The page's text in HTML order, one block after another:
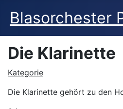
Blasorchester
Die Klarinette
Kategorie
Die Klarinette gehört zu den